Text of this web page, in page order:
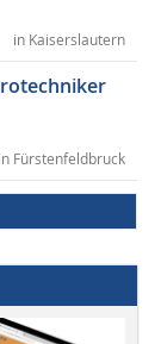
in Kaiserslautern
in Fürstenfeldbruck